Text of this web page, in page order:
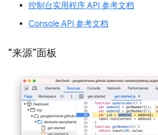
控制台实用程序 API 参考文档
Console API 参考文档
“来源”面板